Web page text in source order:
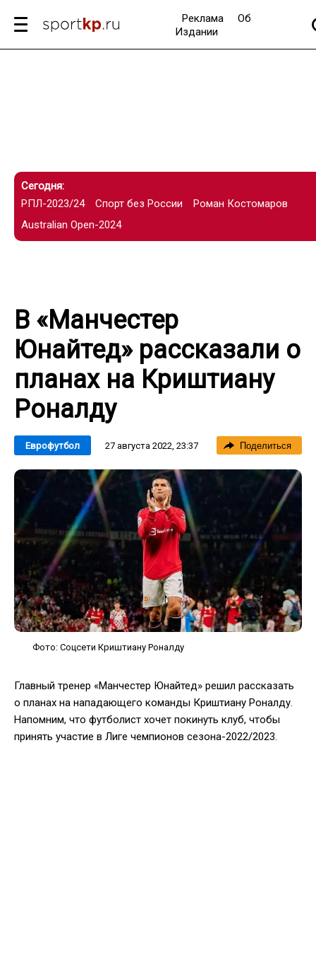
Реклама
Об
Издании
Сегодня:
РПЛ-2023/24
Спорт без России
Роман Костомаров
Australian Open-2024
В «Манчестер
Юнайтед» рассказали о
планах на Криштиану
Роналду
Еврофутбол 27 августа 2022, 23:37 Поделиться
Фото: Соцсети Криштиану Роналду
Главный тренер «Манчестер Юнайтед» решил рассказать
о планах на нападающего команды Криштиану Роналду.
Напомним, что футболист хочет покинуть клуб, чтобы
принять участие в Лиге чемпионов сезона-2022/2023.